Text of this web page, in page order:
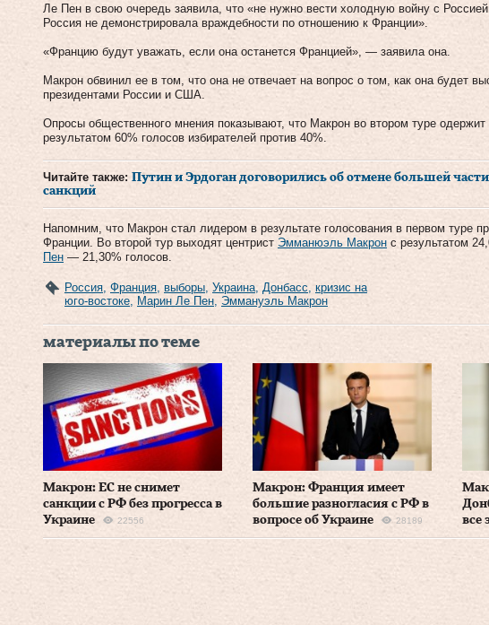
Ле Пен в свою очередь заявила, что «не нужно вести холодную войну с
Россия не демонстрировала враждебности по отношению к Франции».
«Францию будут уважать, если она останется Францией», — заявила она.
Макрон обвинил ее в том, что она не отвечает на вопрос о том, как она будет
президентами России и США.
Опросы общественного мнения показывают, что Макрон во втором туре
результатом 60% голосов избирателей против 40%.
Читайте также: Путин и Эрдоган договорились об отмене большей
санкций
Напомним, что Макрон стал лидером в результате голосования в первом туре
Франции. Во второй тур выходят центрист Эмманюэль Макрон с результатом
Пен — 21,30% голосов.
Россия Франция выборы Украина Донбасс кризис на
юго-востоке
Марин Ле Пен Эммануэль Макрон
материалы по теме
Макрон: ЕС не снимет
санкции с РФ без прогресса в
Украине
22556
Макрон: Франция имеет
большие разногласия с РФ в
вопросе об Украине
28189
все